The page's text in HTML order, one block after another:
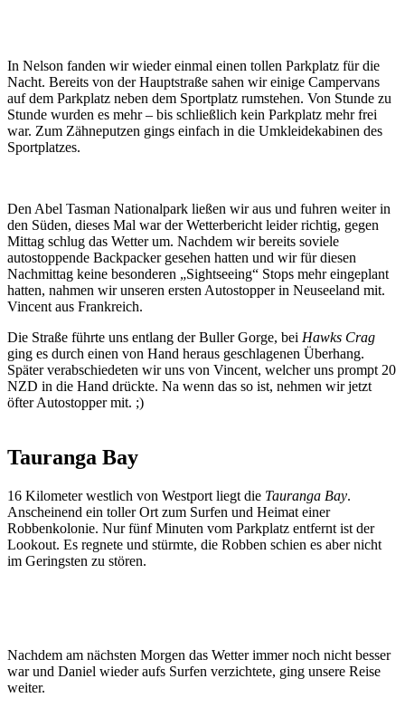
In Nelson fanden wir wieder einmal einen tollen Parkplatz für die
Nacht. Bereits von der Hauptstraße sahen wir einige Campervans
auf dem Parkplatz neben dem Sportplatz rumstehen. Von Stunde zu
Stunde wurden es mehr – bis schließlich kein Parkplatz mehr frei
war. Zum Zähneputzen gings einfach in die Umkleidekabinen des
Sportplatzes.
Den Abel Tasman Nationalpark ließen wir aus und fuhren weiter in
den Süden, dieses Mal war der Wetterbericht leider richtig, gegen
Mittag schlug das Wetter um. Nachdem wir bereits soviele
autostoppende Backpacker gesehen hatten und wir für diesen
Nachmittag keine besonderen „Sightseeing“ Stops mehr eingeplant
hatten, nahmen wir unseren ersten Autostopper in Neuseeland mit.
Vincent aus Frankreich.
Die Straße führte uns entlang der Buller Gorge, bei Hawks Crag
ging es durch einen von Hand heraus geschlagenen Überhang.
Später verabschiedeten wir uns von Vincent, welcher uns prompt 20
NZD in die Hand drückte. Na wenn das so ist, nehmen wir jetzt
öfter Autostopper mit. ;)
Tauranga Bay
16 Kilometer westlich von Westport liegt die Tauranga Bay.
Anscheinend ein toller Ort zum Surfen und Heimat einer
Robbenkolonie. Nur fünf Minuten vom Parkplatz entfernt ist der
Lookout. Es regnete und stürmte, die Robben schien es aber nicht
im Geringsten zu stören.
Nachdem am nächsten Morgen das Wetter immer noch nicht besser
war und Daniel wieder aufs Surfen verzichtete, ging unsere Reise
weiter.